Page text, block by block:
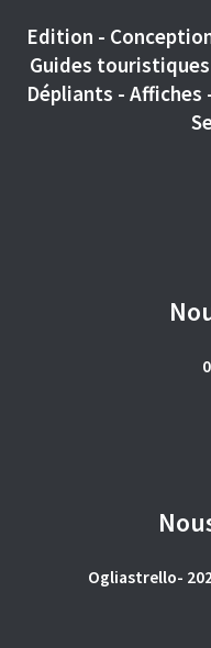
Edition -
Guides
Dépliants - Affiches
Ogliastrello-